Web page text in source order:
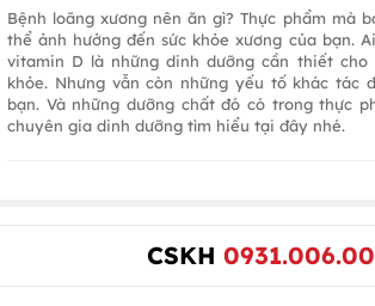
Bệnh loãng xương nên ăn gì? Thực phẩm mà
thể ảnh hưởng đến sức khỏe xương của bạn.
vitamin D là những dinh dưỡng cần thiết cho
khỏe. Nhưng vẫn còn những yếu tố khác tác
bạn. Và những dưỡng chất đó có trong thực
chuyên gia dinh dưỡng tìm hiểu tại đây nhé.
CSKH